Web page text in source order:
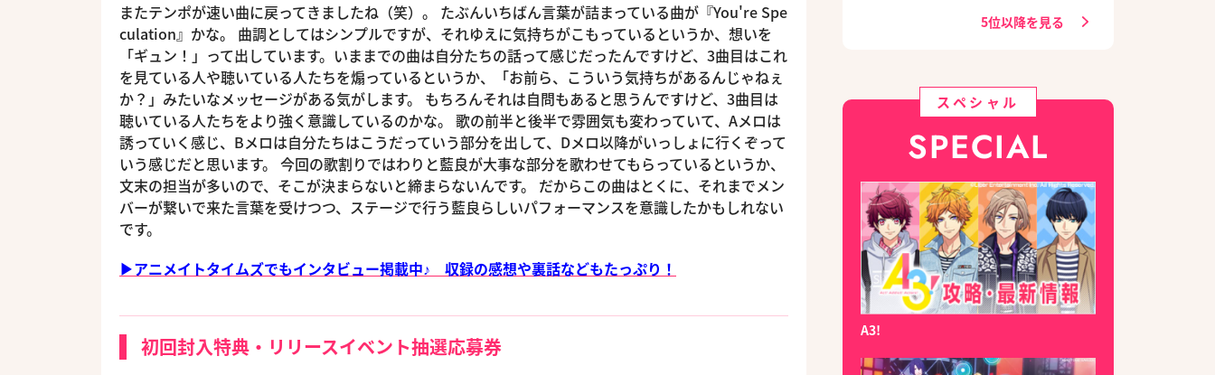
またテンポが速い曲に戻ってきましたね（笑）。 たぶんいちばん言葉が詰まっている曲が『You're Spe
culation』かな。 曲調としてはシンプルですが、それゆえに気持ちがこもっているというか、想いを
「ギュン！」って出しています。いままでの曲は自分たちの話って感じだったんですけど、3曲目はこれ
を見ている人や聴いている人たちを煽っているというか、「お前ら、こういう気持ちがあるんじゃねぇ
か？」みたいなメッセージがある気がします。 もちろんそれは自問もあると思うんですけど、3曲目は
聴いている人たちをより強く意識しているのかな。 歌の前半と後半で雰囲気も変わっていて、Aメロは
誘っていく感じ、Bメロは自分たちはこうだっていう部分を出して、Dメロ以降がいっしょに行くぞって
いう感じだと思います。 今回の歌割りではわりと藍良が大事な部分を歌わせてもらっているというか、
文末の担当が多いので、そこが決まらないと締まらないんです。 だからこの曲はとくに、それまでメン
バーが繋いで来た言葉を受けつつ、ステージで行う藍良らしいパフォーマンスを意識したかもしれない
です。
▶アニメイトタイムズでもインタビュー掲載中♪ 収録の感想や裏話などもたっぷり！
初回封入特典・リリースイベント抽選応募券
5位以降を見る
スペシャル
SPECIAL
A3!